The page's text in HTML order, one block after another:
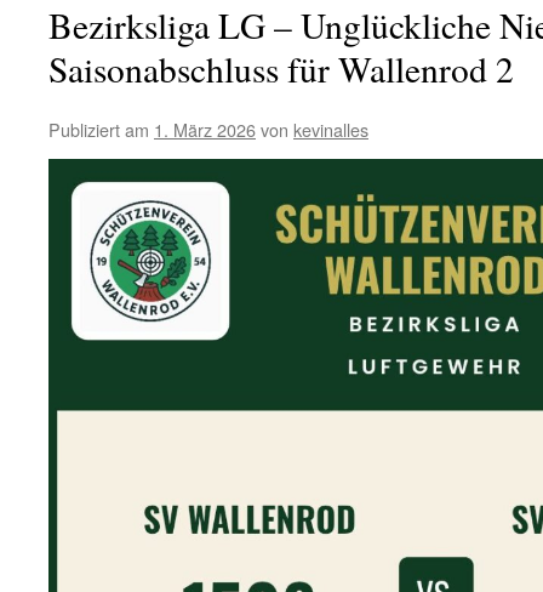
Bezirksliga LG – Unglückliche
Saisonabschluss für Wallenrod 2
Publiziert am 1. März 2026von kevinalles